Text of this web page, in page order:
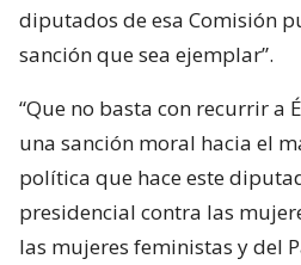
diputados de esa Comisión
sanción que sea ejemplar”.
“Que no basta con recurrir a
una sanción moral hacia el
política que hace este
presidencial contra las
las mujeres feministas y del